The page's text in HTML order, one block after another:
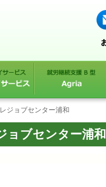
ジョブセンター浦和
ョブセンター浦和